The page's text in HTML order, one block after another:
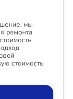
мы
ремонта
стоимость